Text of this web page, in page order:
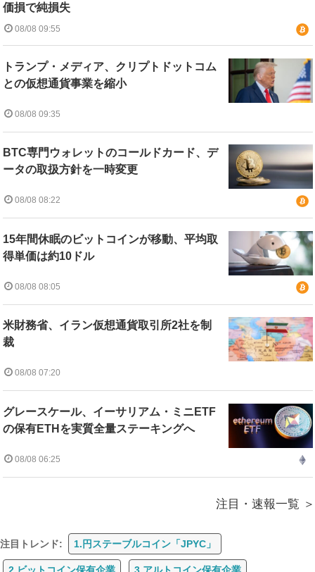
価損で純損失
08/08 09:55
トランプ・メディア、クリプトドットコム
との仮想通貨事業を縮小
08/08 09:35
BTC専門ウォレットのコールドカード、デ
ータの取扱方針を一時変更
08/08 08:22
15年間休眠のビットコインが移動、平均取
得単価は約10ドル
08/08 08:05
米財務省、イラン仮想通貨取引所2社を制
裁
08/08 07:20
グレースケール、イーサリアム・ミニETF
の保有ETHを実質全量ステーキングへ
08/08 06:25
注目・速報一覧
注目トレンド: 1.円ステーブルコイン「JPYC」